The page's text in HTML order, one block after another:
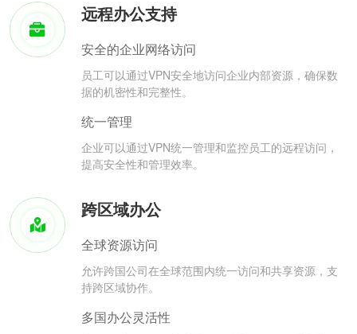
远程办公支持
安全的企业网络访问
员工可以通过VPN安全地访问企业内部资源，确保数
据的机密性和完整性。
统一管理
企业可以通过VPN统一管理和监控员工的远程访问，
提高安全性和管理效率。
跨区域办公
全球资源访问
允许跨国公司在全球范围内统一访问和共享资源，支
持跨区域协作。
多国办公灵活性